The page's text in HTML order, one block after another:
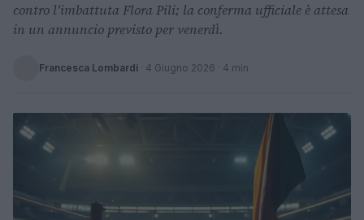
contro l'imbattuta Flora Pili; la conferma ufficiale è attesa
in un annuncio previsto per venerdì.
Francesca Lombardi · 4 Giugno 2026 · 4 min